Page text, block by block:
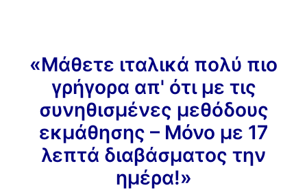
«Μάθετε ιταλικά πολύ πιο
γρήγορα απ' ότι με τις
συνηθισμένες μεθόδους
εκμάθησης – Μόνο με 17
λεπτά διαβάσματος την
ημέρα!»